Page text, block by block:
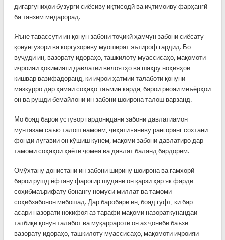
дигаргуниҳои бузурги сиёсиву иқтисодӣ ва иҷтимоиву фарҳангӣ
ба танзим медарорад.
Яъне тавассути ин қонун забони тоҷикӣ ҳамчун забони сиёсату
қонунгузорӣ ва коргузориву муошират эътироф гардид. Бо
вуҷуди ин, вазорату идораҳо, ташкилоту муассисаҳо, мақомоти
иҷроияи ҳокимияти давлатии вилоятҳо ва шаҳру ноҳияҳои
кишвар вазифадоранд, ки иҷрои ҳатмии талаботи қонуни
мазкурро дар ҳамаи соҳаҳо таъмин карда, барои риояи меъёрҳои
он ва рушди бемайлони ин забони шоирона талош варзанд.
Мо бояд барои устувор гардонидани забони давлатиамон
мунтазам саъю талош намоем, ҷиҳати ғаниву рангоранг сохтани
фонди луғавии он кӯшиш кунем, мақоми забони давлатиро дар
тамоми соҳаҳои ҳаёти ҷомеа ва давлат баланд бардорем.
Омӯхтану донистани ин забони ширину шоирона ва ғамхорӣ
барои рушд ёфтану фарогир шудани он қарзи ҳар як фарди
соҳибмаърифату бонангу номуси миллат ва тамоми
соҳибзабонон мебошад. Дар баробари ин, бояд гуфт, ки бар
асари назорати нокифоя аз тарафи мақоми назораткунандаи
татбиқи қонун талабот ва муқаррароти он аз ҷониби баъзе
вазорату идораҳо, ташкилоту муассисаҳо, мақомоти иҷроияи